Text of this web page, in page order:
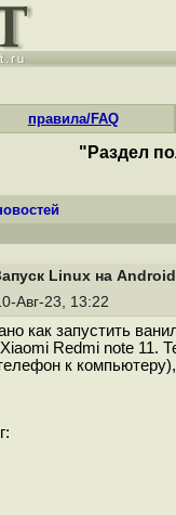
правила/FAQ
"Раздел
Linux на
Авг-23, 13:22
как запустить
Redmi note 11.
к